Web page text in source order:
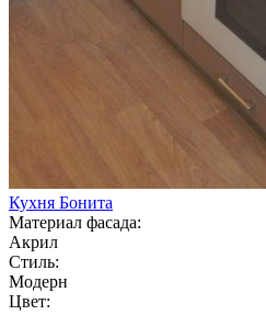
Кухня Бонита
Материал фасада:
Акрил
Стиль:
Модерн
Цвет: